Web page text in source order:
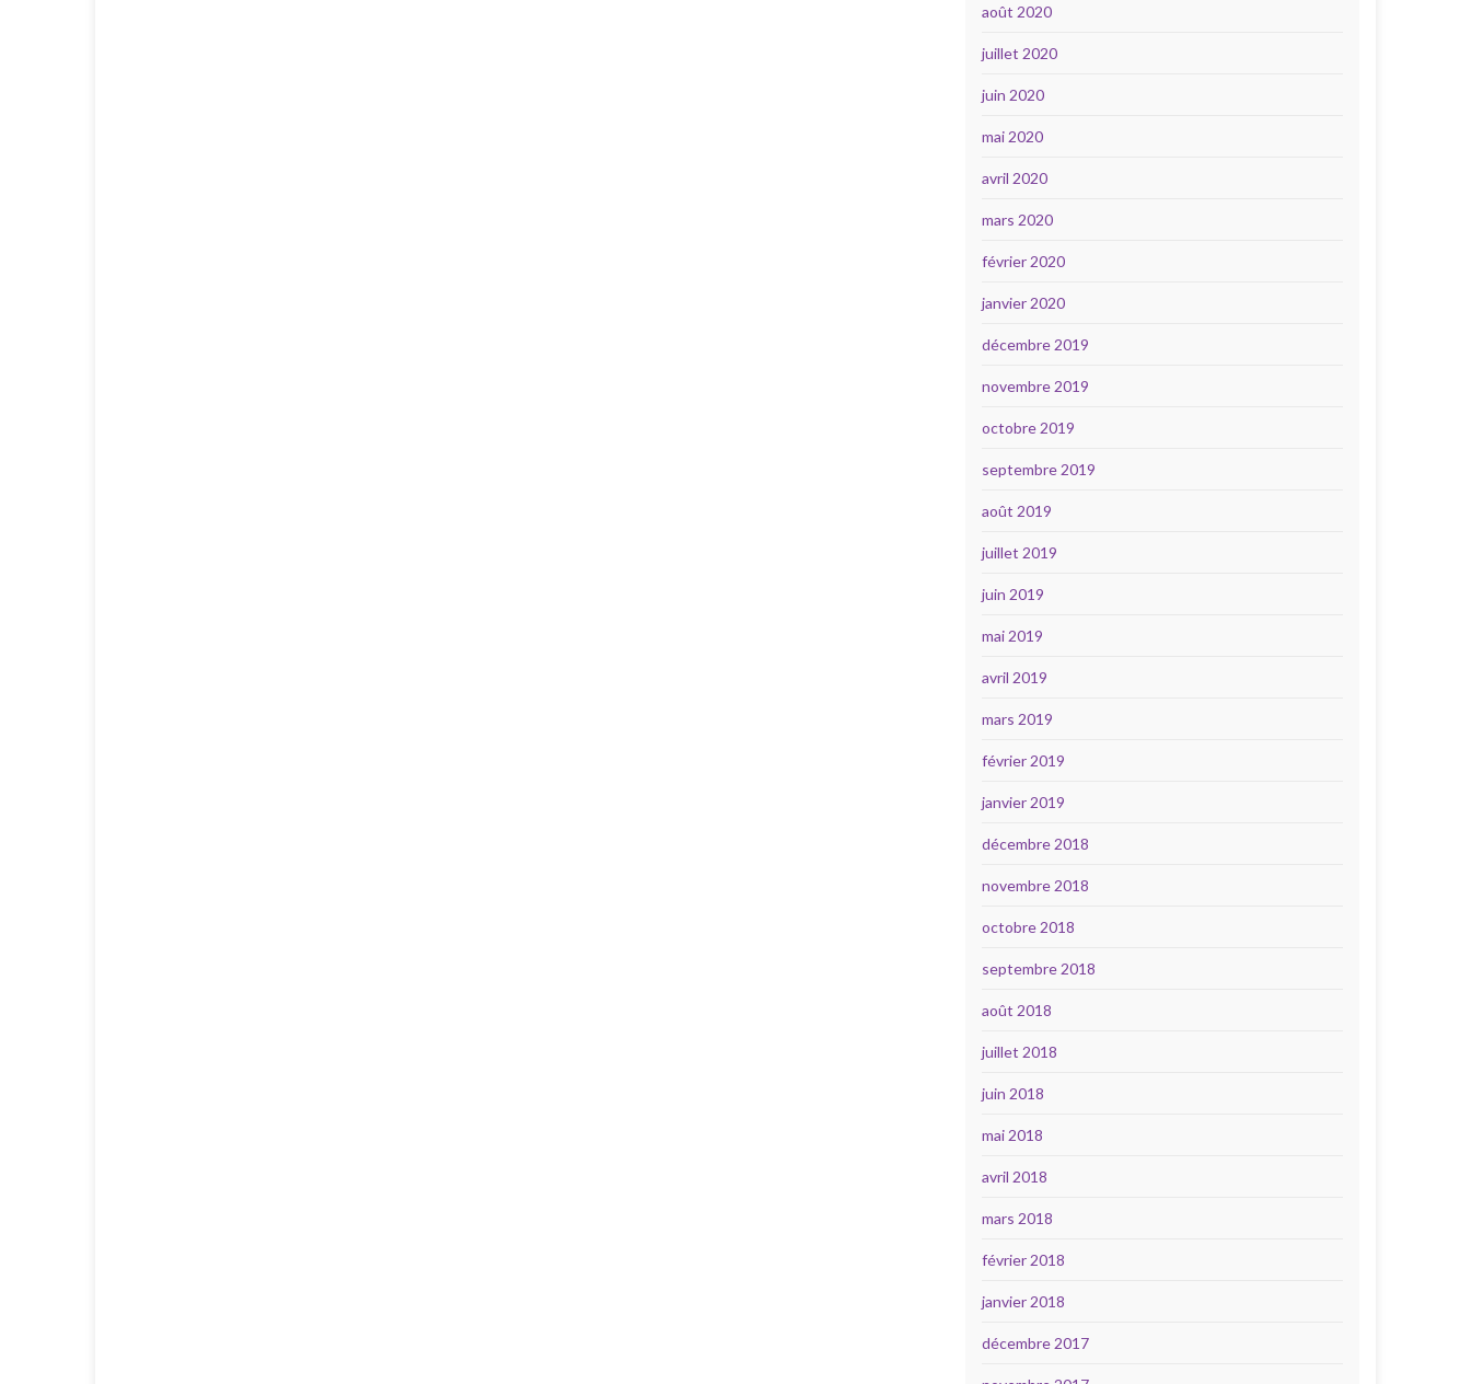
août 2020
juillet 2020
juin 2020
mai 2020
avril 2020
mars 2020
février 2020
janvier 2020
décembre 2019
novembre 2019
octobre 2019
septembre 2019
août 2019
juillet 2019
juin 2019
mai 2019
avril 2019
mars 2019
février 2019
janvier 2019
décembre 2018
novembre 2018
octobre 2018
septembre 2018
août 2018
juillet 2018
juin 2018
mai 2018
avril 2018
mars 2018
février 2018
janvier 2018
décembre 2017